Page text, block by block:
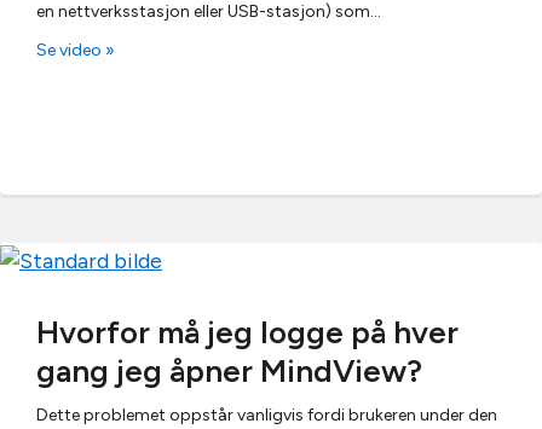
en nettverksstasjon eller USB-stasjon) som…
Se video »
Hvorfor må jeg logge på hver
gang jeg åpner MindView?
Dette problemet oppstår vanligvis fordi brukeren under den